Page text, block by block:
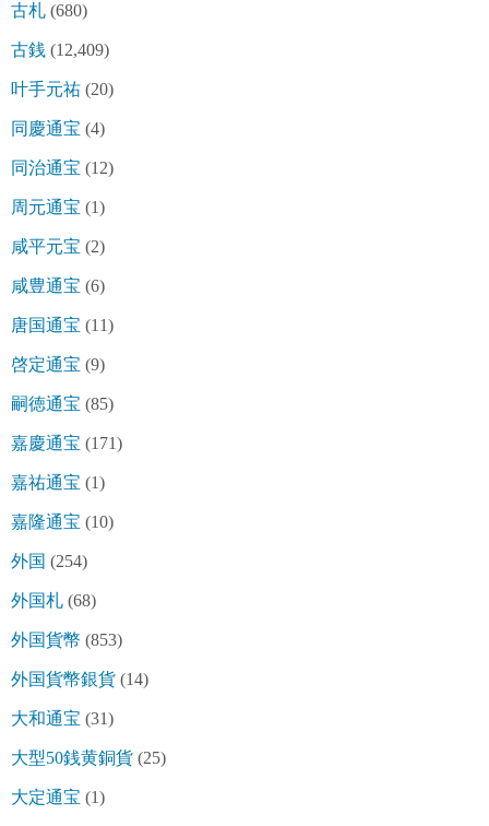
古札 (680)
古銭 (12,409)
叶手元祐 (20)
同慶通宝 (4)
同治通宝 (12)
周元通宝 (1)
咸平元宝 (2)
咸豊通宝 (6)
唐国通宝 (11)
啓定通宝 (9)
嗣徳通宝 (85)
嘉慶通宝 (171)
嘉祐通宝 (1)
嘉隆通宝 (10)
外国 (254)
外国札 (68)
外国貨幣 (853)
外国貨幣銀貨 (14)
大和通宝 (31)
大型50銭黄銅貨 (25)
大定通宝 (1)